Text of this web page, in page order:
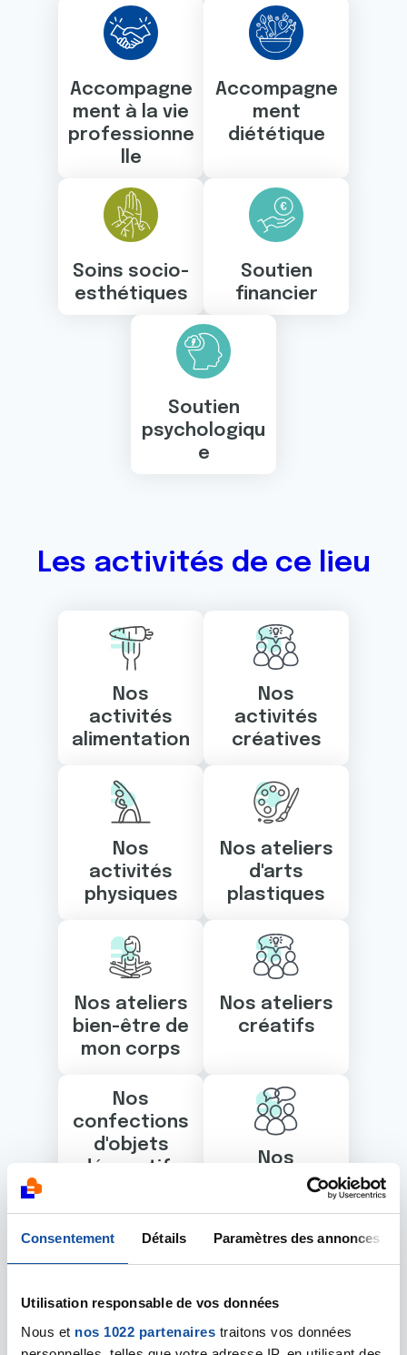
Consentement Détails Paramètres des annonces
Utilisation responsable de vos données
Nous et nos 1022 partenaires traitons vos données
Accompagne
ment à la vie
professionne
lle
Accompagne
ment
diététique
Soins socio-
esthétiques
Soutien
financier
Soutien
psychologiqu
e
Les activités de ce lieu
Nos
activités
alimentation
Nos
activités
créatives
Nos
activités
physiques
Nos ateliers
d'arts
plastiques
Nos ateliers
bien-être de
mon corps
Nos ateliers
créatifs
Nos
confections
d'objets
décoratifs
Nos
groupes de
convivialité
Nos loisirs
créatifs